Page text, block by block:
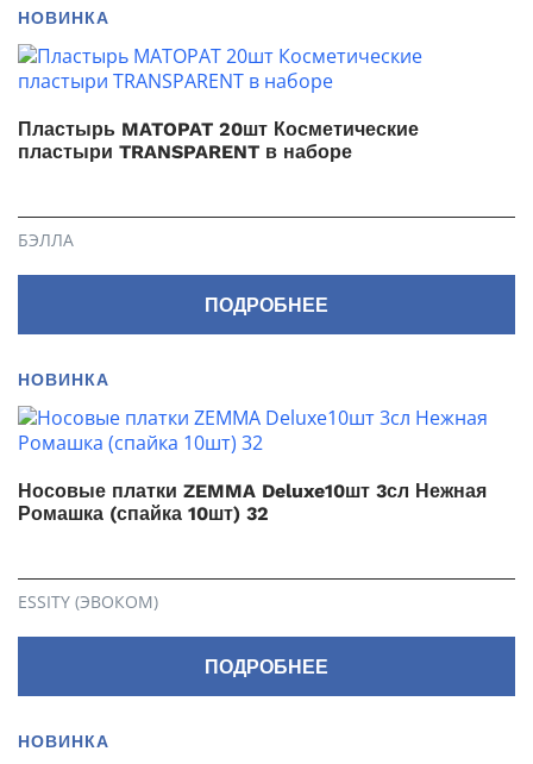
НОВИНКА
Пластырь MATOPAT 20шт Косметические
пластыри TRANSPARENT в наборе
БЭЛЛА
ПОДРОБНЕЕ
НОВИНКА
Носовые платки ZEMMA Deluxe10шт 3сл Нежная
Ромашка (спайка 10шт) 32
ESSITY (ЭВОКОМ)
ПОДРОБНЕЕ
НОВИНКА